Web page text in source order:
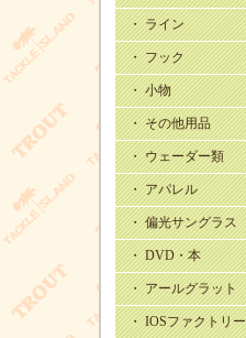
・ ライン
・ フック
・ 小物
・ その他用品
・ ウェーダー類
・ アパレル
・ 偏光サングラス
・ DVD・本
・ アールグラット
・ IOSファクトリー